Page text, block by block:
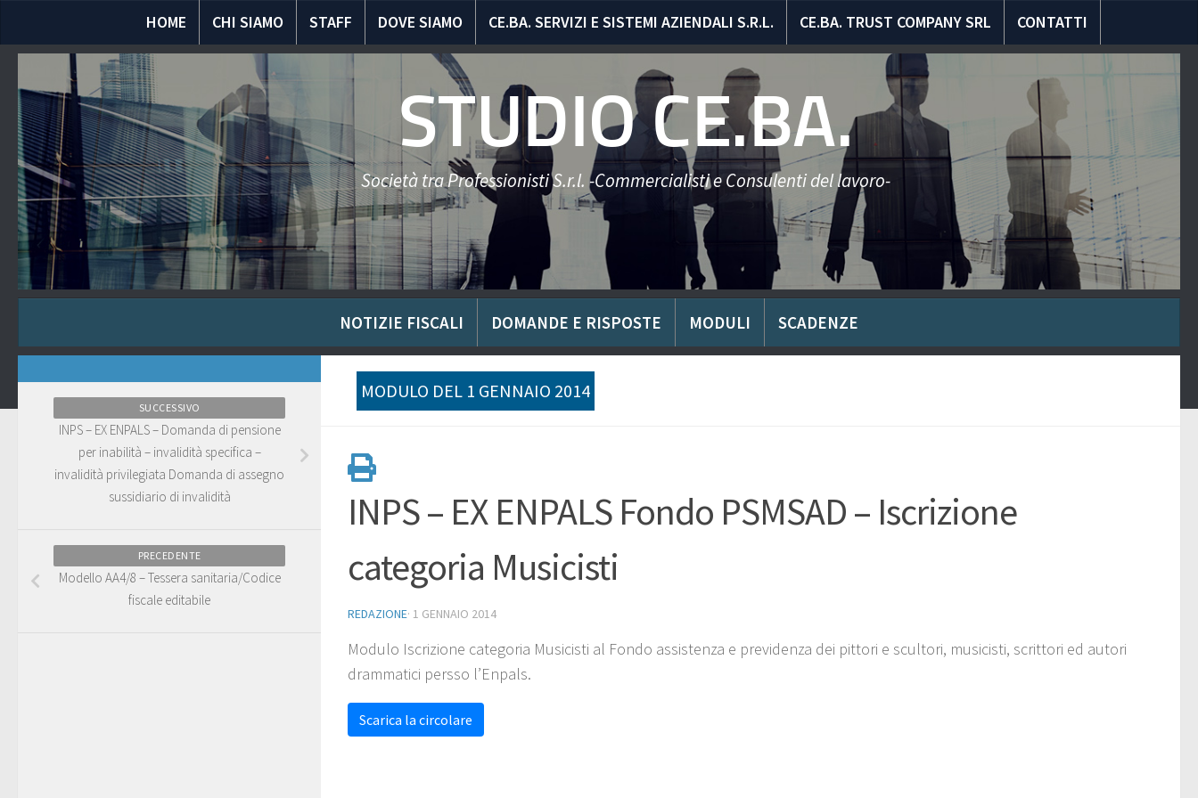
HOME CHI SIAMO STAFF DOVE SIAMO CE.BA. SERVIZI E SISTEMI AZIENDALI S.R.L. CE.BA. TRUST COMPANY SRL CONTATTI
STUDIO CE.BA.
Società tra Professionisti S.r.l. -Commercialisti e Consulenti del lavoro-
NOTIZIE FISCALI DOMANDE E RISPOSTE MODULI SCADENZE
MODULO DEL 1 GENNAIO 2014
INPS – EX ENPALS Fondo PSMSAD – Iscrizione
categoria Musicisti
REDAZIONE· 1 GENNAIO 2014
Modulo Iscrizione categoria Musicisti al Fondo assistenza e previdenza dei pittori e scultori, musicisti, scrittori ed autori
drammatici persso l’Enpals.
Scarica la circolare
SUCCESSIVO
INPS – EX ENPALS – Domanda di pensione
per inabilità – invalidità specifica –
invalidità privilegiata Domanda di assegno
sussidiario di invalidità
PRECEDENTE
Modello AA4/8 – Tessera sanitaria/Codice
fiscale editabile